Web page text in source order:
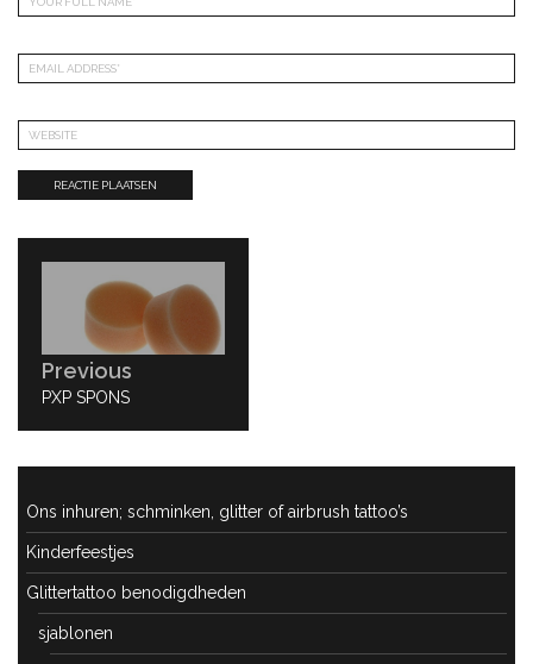
navigatie
Previous
PREVIOUS
PXP SPONS
Ons inhuren; schminken, glitter of airbrush tattoo’s
Kinderfeestjes
Glittertattoo benodigdheden
sjablonen